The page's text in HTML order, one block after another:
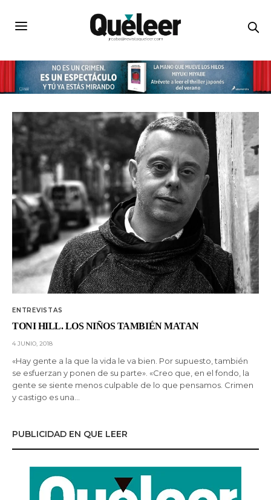
ENTREVISTAS
TONI HILL. LOS NIÑOS TAMBIÉN MATAN
4 JUNIO, 2018
«Hay gente a la que la vida le va bien. Por supuesto, también
se esfuerzan y ponen de su parte». «Creo que, en el fondo, la
gente se siente menos culpable de lo que pensamos. Crimen
y castigo es una…
PUBLICIDAD EN QUE LEER